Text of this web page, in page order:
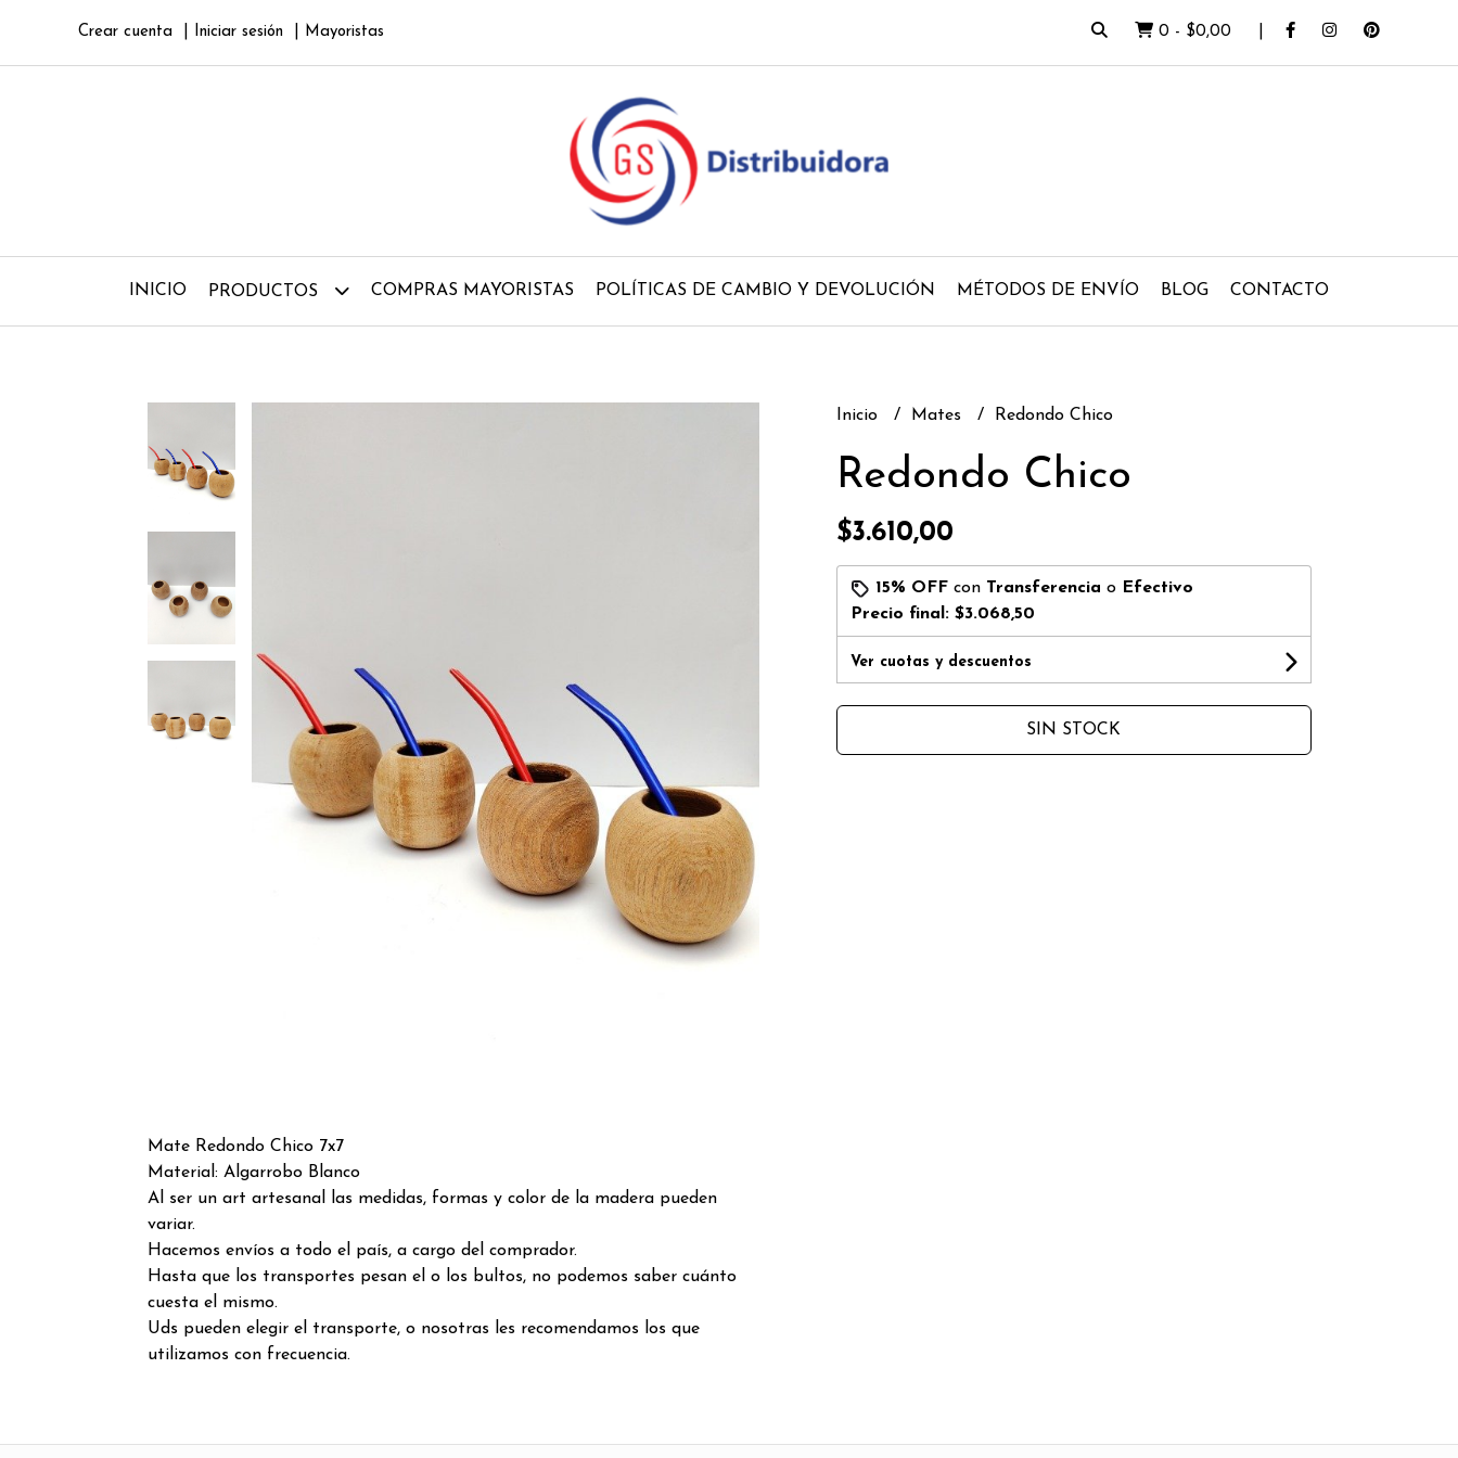
Crear cuenta Iniciar sesión Mayoristas 0 - $0,00
INICIO PRODUCTOS COMPRAS MAYORISTAS POLÍTICAS DE CAMBIO Y DEVOLUCIÓN MÉTODOS DE ENVÍO BLOG CONTACTO
Mate Redondo Chico 7x7
Material: Algarrobo Blanco
Al ser un art artesanal las medidas, formas y color de la madera pueden
variar.
Hacemos envíos a todo el país, a cargo del comprador.
Hasta que los transportes pesan el o los bultos, no podemos saber cuánto
cuesta el mismo.
Uds pueden elegir el transporte, o nosotras les recomendamos los que
utilizamos con frecuencia.
Inicio Mates Redondo Chico
Redondo Chico
$3.610,00
15% OFFcon Transferencia o Efectivo
Precio final: $3.068,50
Ver cuotas y descuentos
SIN STOCK